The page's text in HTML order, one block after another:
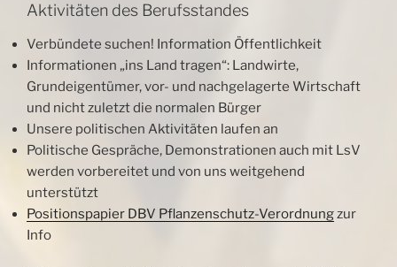
Aktivitäten des Berufsstandes
Verbündete suchen! Information Öffentlichkeit
Informationen „ins Land tragen“: Landwirte,
Grundeigentümer, vor- und nachgelagerte Wirtschaft
und nicht zuletzt die normalen Bürger
Unsere politischen Aktivitäten laufen an
Politische Gespräche, Demonstrationen auch mit LsV
werden vorbereitet und von uns weitgehend
unterstützt
Positionspapier DBV Pflanzenschutz-Verordnungzur
Info